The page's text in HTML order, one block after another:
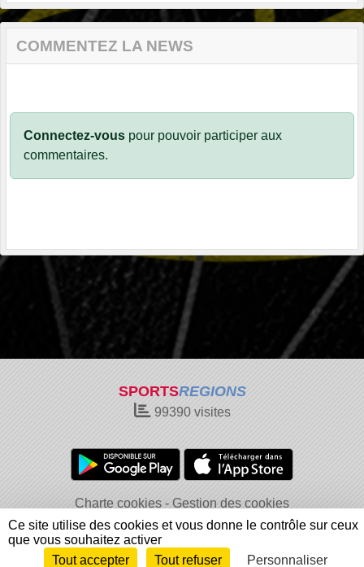
COMMENTEZ LA NEWS
Connectez-vous pour pouvoir participer aux
commentaires.
SPORTSREGIONS
99390visites
Charte cookies
Gestion des cookies
Informations légales
Signaler un contenu inapproprié
Envie de participer ? Connexion
Ce site utilise des cookies et vous donne le contrôle sur ceux
que vous souhaitez activer
Tout accepter
Tout refuser Personnaliser